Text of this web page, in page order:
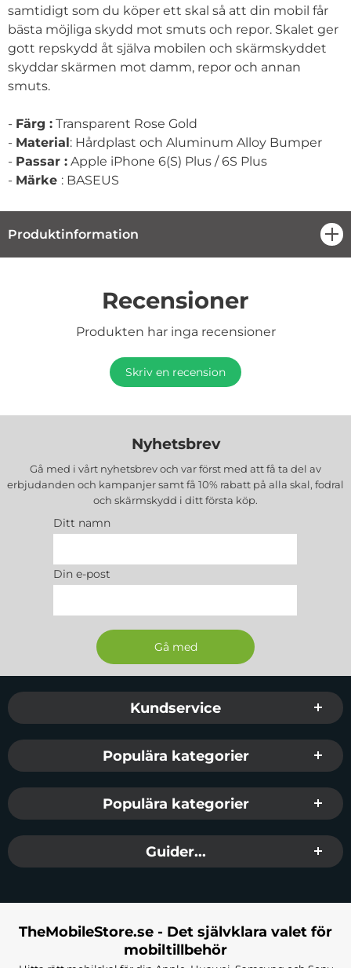
samtidigt som du köper ett skal så att din mobil får
bästa möjliga skydd mot smuts och repor. Skalet ger
gott repskydd åt själva mobilen och skärmskyddet
skyddar skärmen mot damm, repor och annan
smuts.
- Färg : Transparent Rose Gold
- Material: Hårdplast och Aluminum Alloy Bumper
- Passar : Apple iPhone 6(S) Plus / 6S Plus
- Märke : BASEUS
Produktinformation
Recensioner
Produkten har inga recensioner
Skriv en recension
Nyhetsbrev
Gå med i vårt nyhetsbrev och var först med att få ta del av
erbjudanden och kampanjer samt få 10% rabatt på alla skal, fodral
och skärmskydd i ditt första köp.
Ditt namn
Din e-post
Sidfot Blandad info och länkar
Kundservice
Populära kategorier
Populära kategorier
Guider...
TheMobileStore.se - Det självklara valet för
mobiltillbehör